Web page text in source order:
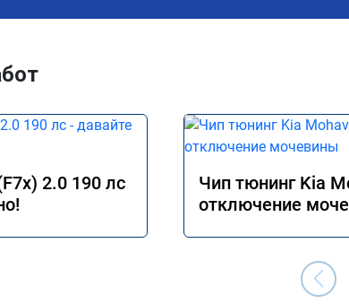
2.0 190 лс
Чип тюнинг Kia
отключение